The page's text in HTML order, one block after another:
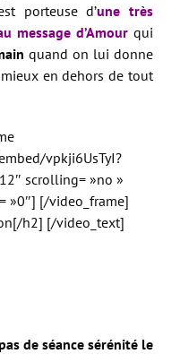
porteuse d’une très
message d’Amour qui
quand on lui donne
en dehors de tout
vpkji6UsTyI?
scrolling= »no »
»0″] [/video_frame]
h2] [/video_text]
de séance sérénité le